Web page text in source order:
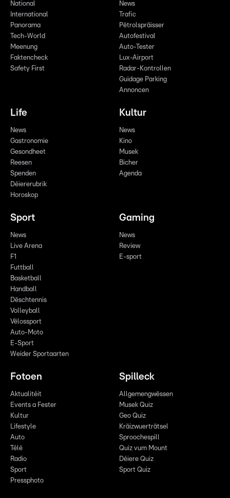
National
International
Panorama
Tech-World
Meenung
Faktencheck
Safety First
News
Trafic
Pëtrolspräisser
Autofestival
Auto-Tester
Lux-Airport
Radar-Kontrollen
Guidage Parking
Annoncen
Life
News
Gastronomie
Gesondheet
Reesen
Spenden
Déiererubrik
Horoskop
Kultur
News
Kino
Musek
Bicher
Agenda
Sport
News
Live Arena
F1
Futtball
Basketball
Handball
Dëschtennis
Volleyball
Vëlossport
Auto-Moto
E-Sport
Weider Sportaarten
Gaming
News
Review
E-sport
Fotoen
Aktualitéit
Events a Fester
Kultur
Lifestyle
Auto
Télé
Radio
Sport
Pressphoto
Spilleck
Allgemengwëssen
Musek Quiz
Geo Quiz
Kräizwuerträtsel
Sproochespill
Quiz vum Mount
Déiere Quiz
Sport Quiz